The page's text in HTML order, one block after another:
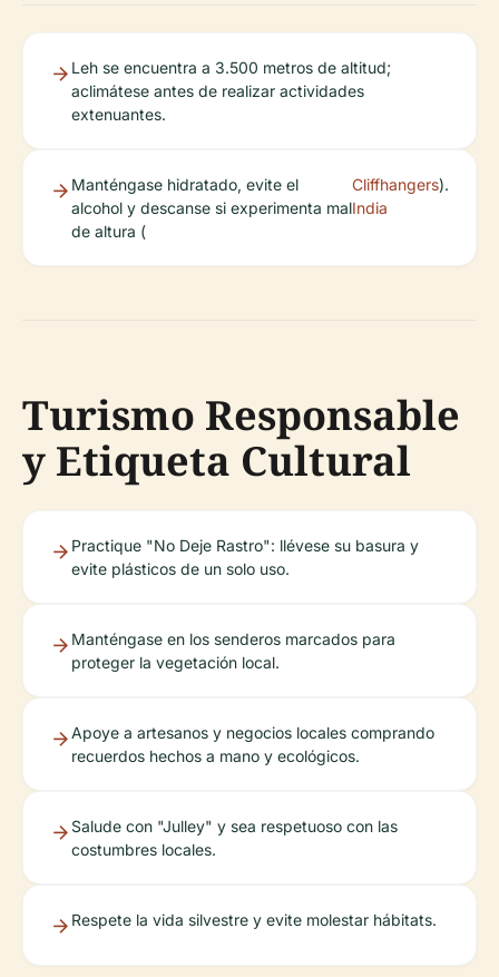
Leh se encuentra a 3.500 metros de altitud;
aclimátese antes de realizar actividades
extenuantes.
Manténgase hidratado, evite el
alcohol y descanse si experimenta mal
de altura (
Cliffhangers
India
).
Turismo Responsable
y Etiqueta Cultural
Practique "No Deje Rastro": llévese su basura y
evite plásticos de un solo uso.
Manténgase en los senderos marcados para
proteger la vegetación local.
Apoye a artesanos y negocios locales comprando
recuerdos hechos a mano y ecológicos.
Salude con "Julley" y sea respetuoso con las
costumbres locales.
Respete la vida silvestre y evite molestar hábitats.